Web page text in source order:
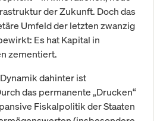
der Zukunft. Doch das
Umfeld der letzten zwanzig
Es hat Kapital in
zementiert.
dahinter ist
das permanente „Drucken“
Fiskalpolitik der Staaten